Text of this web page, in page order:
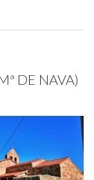
DE NAVA)